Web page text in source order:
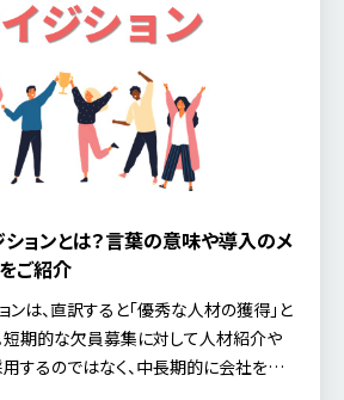
ションとは？言葉の意味や導入のメ
をご紹介
ンは、直訳すると「優秀な人材の獲得」と
短期的な欠員募集に対して人材紹介や
するのではなく、中長期的に会社を成